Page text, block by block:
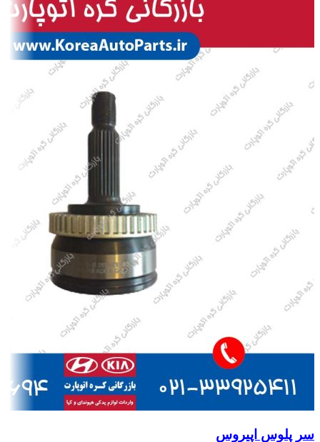
سر پلوس اپیروس